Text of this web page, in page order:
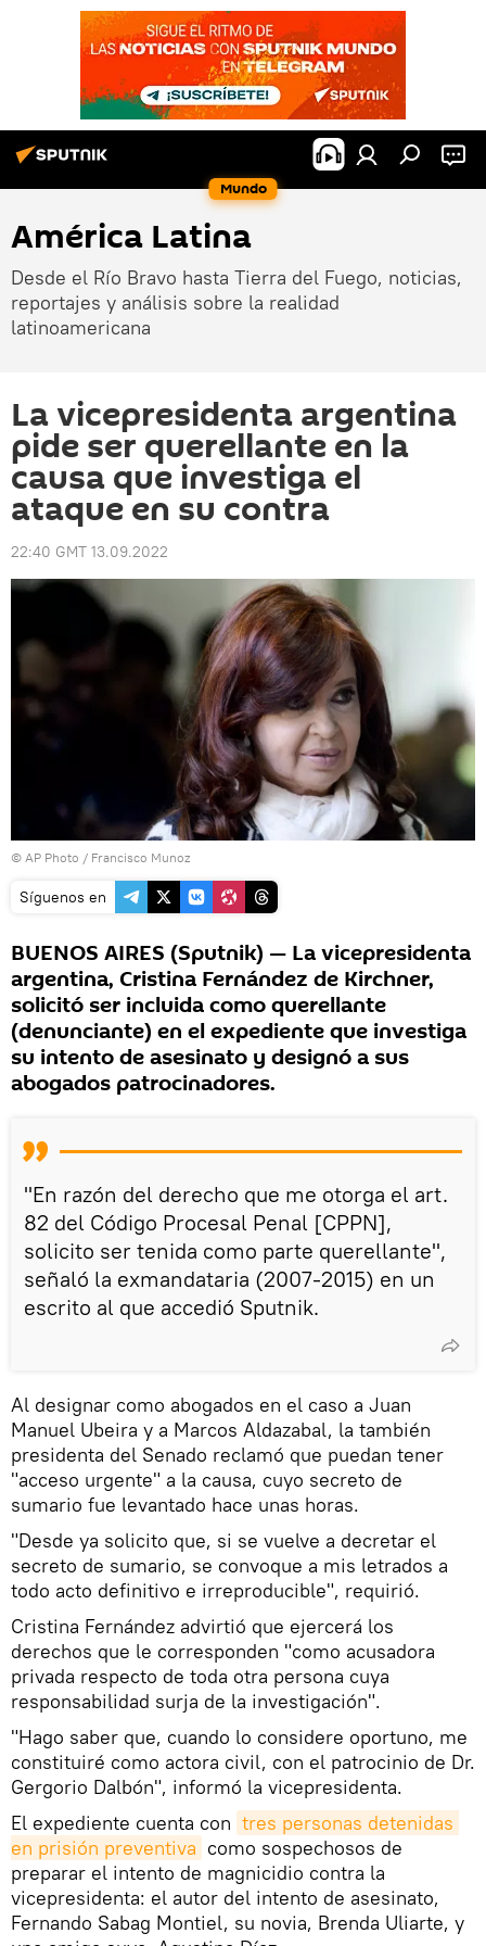
Mundo
América Latina
Desde el Río Bravo hasta Tierra del Fuego, noticias,
reportajes y análisis sobre la realidad
latinoamericana
La vicepresidenta argentina
pide ser querellante en la
causa que investiga el
ataque en su contra
22:40 GMT 13.09.2022
© AP Photo / Francisco Munoz
Síguenos en
BUENOS AIRES (Sputnik) — La vicepresidenta
argentina, Cristina Fernández de Kirchner,
solicitó ser incluida como querellante
(denunciante) en el expediente que investiga
su intento de asesinato y designó a sus
abogados patrocinadores.
"En razón del derecho que me otorga el art.
82 del Código Procesal Penal [CPPN],
solicito ser tenida como parte querellante",
señaló la exmandataria (2007-2015) en un
escrito al que accedió Sputnik.
Al designar como abogados en el caso a Juan
Manuel Ubeira y a Marcos Aldazabal, la también
presidenta del Senado reclamó que puedan tener
"acceso urgente" a la causa, cuyo secreto de
sumario fue levantado hace unas horas.
"Desde ya solicito que, si se vuelve a decretar el
secreto de sumario, se convoque a mis letrados a
todo acto definitivo e irreproducible", requirió.
Cristina Fernández advirtió que ejercerá los
derechos que le corresponden "como acusadora
privada respecto de toda otra persona cuya
responsabilidad surja de la investigación".
"Hago saber que, cuando lo considere oportuno, me
constituiré como actora civil, con el patrocinio de Dr.
Gergorio Dalbón", informó la vicepresidenta.
El expediente cuenta con tres personas detenidas
en prisión preventiva como sospechosos de
preparar el intento de magnicidio contra la
vicepresidenta: el autor del intento de asesinato,
Fernando Sabag Montiel, su novia, Brenda Uliarte, y